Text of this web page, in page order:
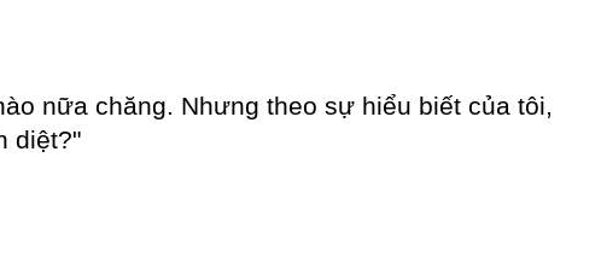
nữa chăng. Nhưng theo sự hiểu biết của tôi,
diệt?"